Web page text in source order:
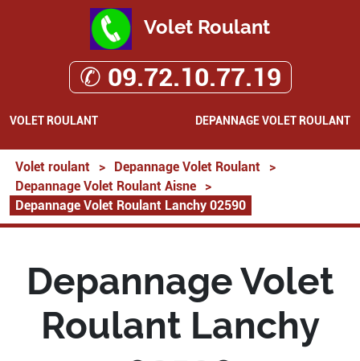
Volet Roulant
✆ 09.72.10.77.19
VOLET ROULANT DEPANNAGE VOLET ROULANT
Volet roulant > Depannage Volet Roulant
>
Depannage Volet Roulant Aisne
>
Depannage Volet Roulant Lanchy 02590
Depannage Volet
Roulant Lanchy